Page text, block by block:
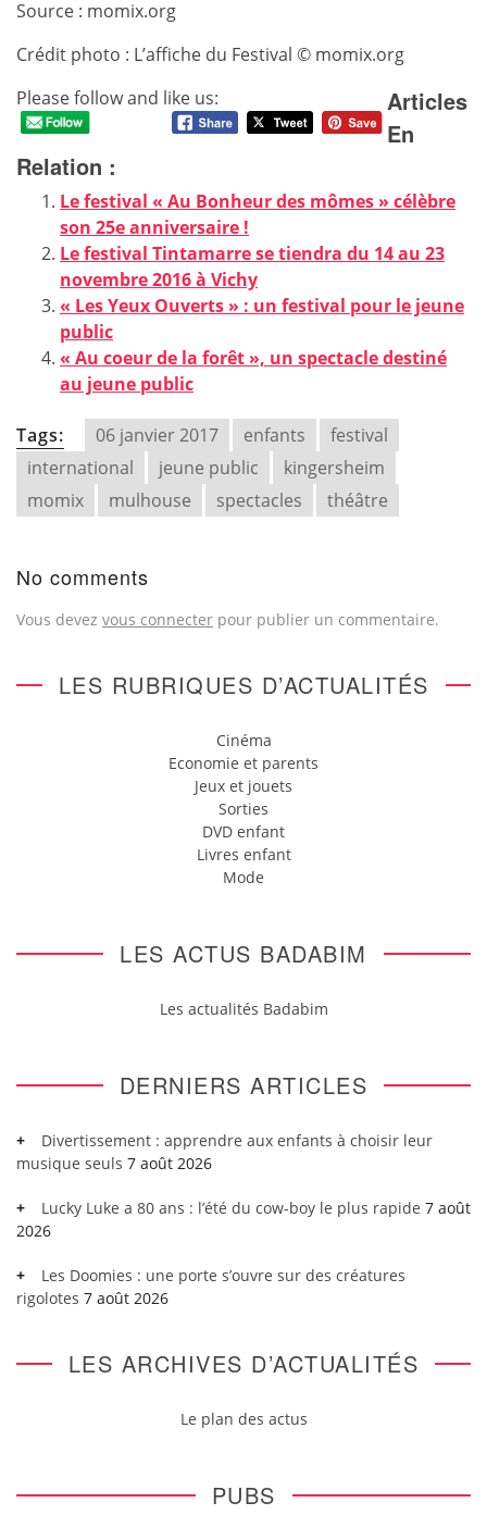
Source : momix.org
Crédit photo : L’affiche du Festival © momix.org
Please follow and like us:
Articles
En
Relation :
Le festival « Au Bonheur des mômes » célèbre
son 25e anniversaire !
Le festival Tintamarre se tiendra du 14 au 23
novembre 2016 à Vichy
« Les Yeux Ouverts » : un festival pour le jeune
public
« Au coeur de la forêt », un spectacle destiné
au jeune public
Tags: 06 janvier 2017 enfants
festival
international
jeune public
kingersheim
momix
mulhouse spectacles théâtre
No comments
Vous devez vous connecter pour publier un commentaire.
LES RUBRIQUES D’ACTUALITÉS
Cinéma
Economie et parents
Jeux et jouets
Sorties
DVD enfant
Livres enfant
Mode
LES ACTUS BADABIM
Les actualités Badabim
DERNIERS ARTICLES
Divertissement : apprendre aux enfants à choisir leur
musique seuls 7 août 2026
Lucky Luke a 80 ans : l’été du cow-boy le plus rapide 7 août
2026
Les Doomies : une porte s’ouvre sur des créatures
rigolotes 7 août 2026
LES ARCHIVES D’ACTUALITÉS
Le plan des actus
PUBS